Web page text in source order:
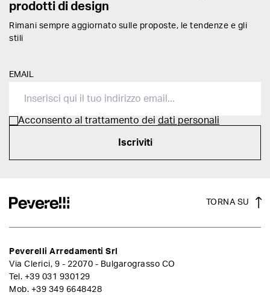
prodotti di design
Rimani sempre aggiornato sulle proposte, le tendenze e gli
stili
EMAIL
Acconsento al trattamento dei dati personali
Iscriviti
TORNA SU
Peverelli Arredamenti Srl
Via Clerici, 9 - 22070 - Bulgarograsso CO
Tel. +39 031 930129
Mob. +39 349 6648428